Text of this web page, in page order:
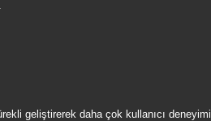
geliştirerek daha çok kullanıcı deneyimi